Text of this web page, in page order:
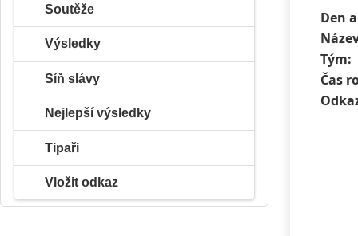
Den
Tým:
Čas
Soutěže
Výsledky
Síň slávy
Nejlepší výsledky
Tipaři
Vložit odkaz